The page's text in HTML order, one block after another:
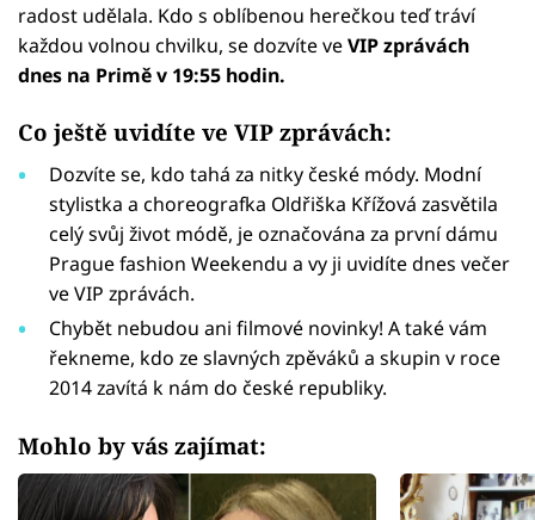
radost udělala. Kdo s oblíbenou herečkou teď tráví
každou volnou chvilku, se dozvíte veVIP zprávách
dnes na Primě v 19:55 hodin.
Co ještě uvidíte ve VIP zprávách:
Dozvíte se, kdo tahá za nitky české módy. Modní
stylistka a choreografka Oldřiška Křížová zasvětila
celý svůj život módě, je označována za první dámu
Prague fashion Weekendu a vy ji uvidíte dnes večer
ve VIP zprávách.
Chybět nebudou ani filmové novinky! A také vám
řekneme, kdo ze slavných zpěváků a skupin v roce
2014 zavítá k nám do české republiky.
Mohlo by vás zajímat: